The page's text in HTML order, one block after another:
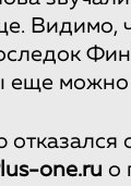
Видимо,
еще можно
отказался
one.ru о